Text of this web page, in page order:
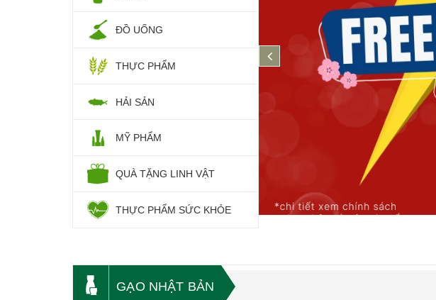
ĐỒ UỐNG
THỰC PHẨM
HẢI SẢN
MỸ PHẨM
QUÀ TẶNG LINH VẬT
THỰC PHẨM SỨC KHỎE
GẠO NHẬT BẢN